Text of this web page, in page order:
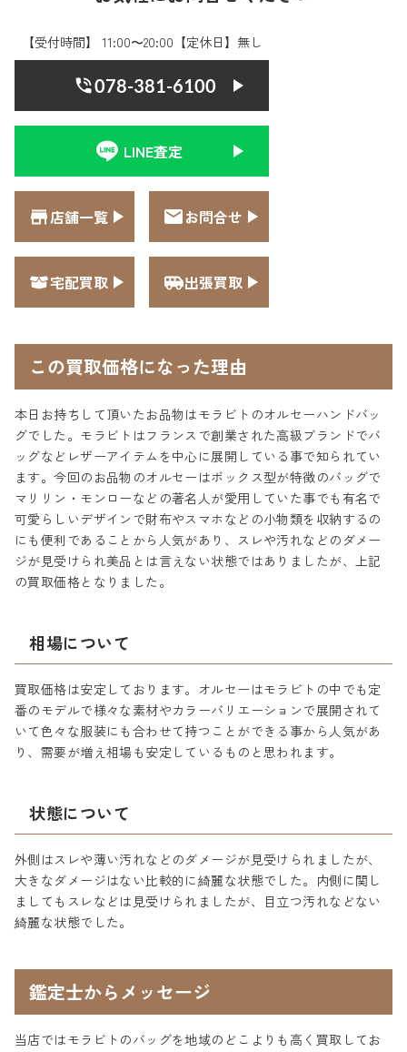
【受付時間】 11:00〜20:00【定休日】無し
078-381-6100
LINE査定
店舗一覧 お問合せ
宅配買取 出張買取
この買取価格になった理由
本日お持ちして頂いたお品物はモラビトのオルセーハンドバッ
グでした。モラビトはフランスで創業された高級ブランドでバ
ッグなどレザーアイテムを中心に展開している事で知られてい
ます。今回のお品物のオルセーはボックス型が特徴のバッグで
マリリン・モンローなどの著名人が愛用していた事でも有名で
可愛らしいデザインで財布やスマホなどの小物類を収納するの
にも便利であることから人気があり、スレや汚れなどのダメー
ジが見受けられ美品とは言えない状態ではありましたが、上記
の買取価格となりました。
相場について
買取価格は安定しております。オルセーはモラビトの中でも定
番のモデルで様々な素材やカラーバリエーションで展開されて
いて色々な服装にも合わせて持つことができる事から人気があ
り、需要が増え相場も安定しているものと思われます。
状態について
外側はスレや薄い汚れなどのダメージが見受けられましたが、
大きなダメージはない比較的に綺麗な状態でした。内側に関し
ましてもスレなどは見受けられましたが、目立つ汚れなどない
綺麗な状態でした。
鑑定士からメッセージ
当店ではモラビトのバッグを地域のどこよりも高く買取してお